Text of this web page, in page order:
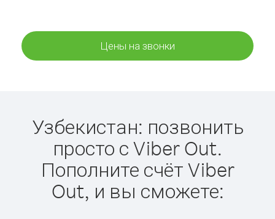
Цены на звонки
Узбекистан: позвонить
просто с Viber Out.
Пополните счёт Viber
Out, и вы сможете: